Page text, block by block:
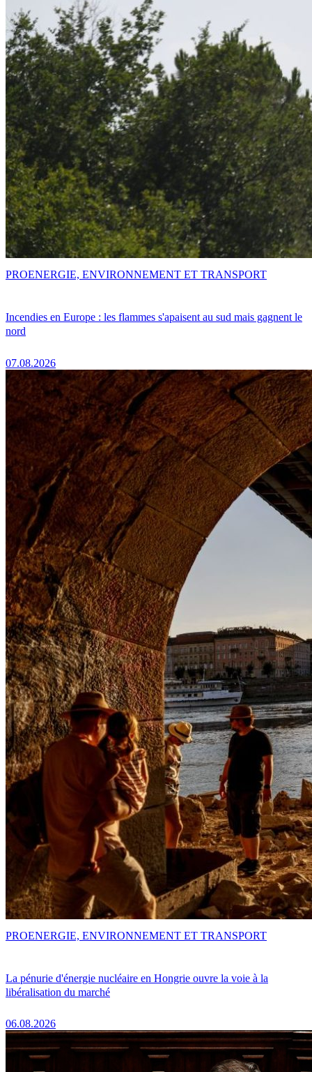
Incendies en Europe : les flammes s'apaisent au sud mais gagnent le
nord
07.08.2026
PROENERGIE, ENVIRONNEMENT ET TRANSPORT
La pénurie d'énergie nucléaire en Hongrie ouvre la voie à la
libéralisation du marché
06.08.2026
PROENERGIE, ENVIRONNEMENT ET TRANSPORT